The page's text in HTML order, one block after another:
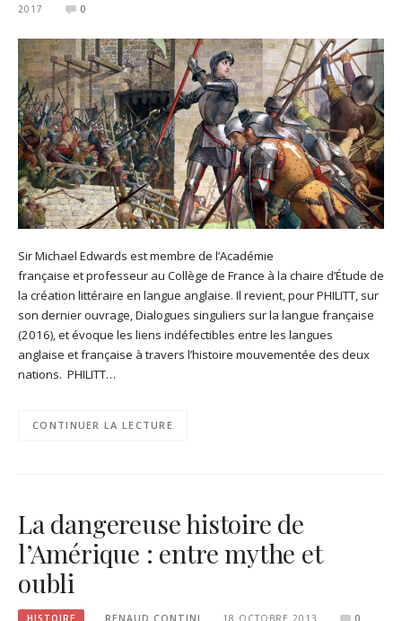
2017
0
Sir Michael Edwards est membre de l’Académie
française et professeur au Collège de France à la chaire d’Étude de
la création littéraire en langue anglaise. Il revient, pour PHILITT, sur
son dernier ouvrage, Dialogues singuliers sur la langue française
(2016), et évoque les liens indéfectibles entre les langues
anglaise et française à travers l’histoire mouvementée des deux
nations. PHILITT…
CONTINUER LA LECTURE
La dangereuse histoire de
l’Amérique : entre mythe et
oubli
HISTOIRE RENAUD CONTINI 18 OCTOBRE 2013 0